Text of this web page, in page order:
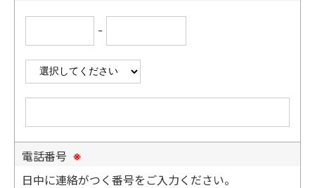
-
電話番号 ※
日中に連絡がつく番号をご入力ください。